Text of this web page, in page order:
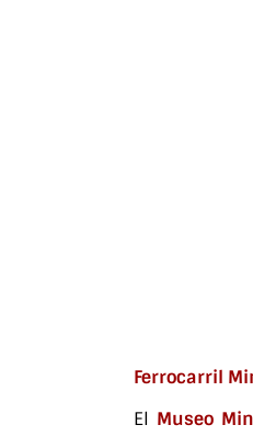
Ferrocarril
El Museo